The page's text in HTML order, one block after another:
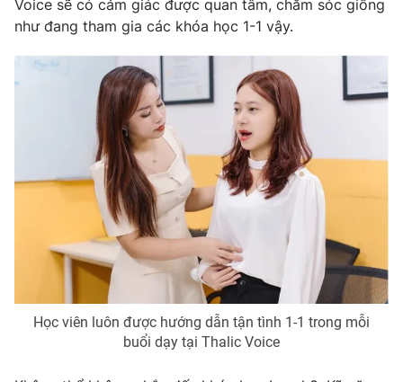
Email: toasoan@vtv.vn
Liên hệ quảng cáo:
024-7300.7108
® Cấm sao chép dưới mọi hình thức nếu không có sự chấp
thuận bằng văn bản. Ghi rõ nguồn VTV.vn khi phát hành lại
thông tin từ website này.
Voice sẽ có cảm giác được quan tâm, chăm sóc giống
như đang tham gia các khóa học 1-1 vậy.
Học viên luôn được hướng dẫn tận tình 1-1 trong mỗi
buổi dạy tại Thalic Voice